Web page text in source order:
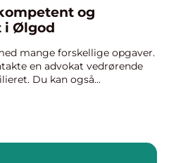
og
i Ølgod
mange forskellige opgaver.
en advokat vedrørende
Du kan også...